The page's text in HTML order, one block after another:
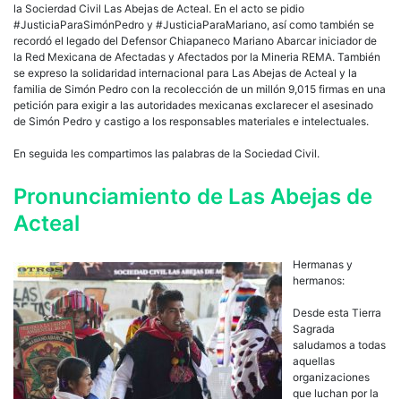
la Socierdad Civil Las Abejas de Acteal. En el acto se pidio
#JusticiaParaSimónPedro y #JusticiaParaMariano, así como también se
recordó el legado del Defensor Chiapaneco Mariano Abarcar iniciador de
la Red Mexicana de Afectadas y Afectados por la Mineria REMA. También
se expreso la solidaridad internacional para Las Abejas de Acteal y la
familia de Simón Pedro con la recolección de un millón 9,015 firmas en una
petición para exigir a las autoridades mexicanas exclarecer el asesinado
de Simón Pedro y castigo a los responsables materiales e intelectuales.
En seguida les compartimos las palabras de la Sociedad Civil.
Pronunciamiento de Las Abejas de
Acteal
Hermanas y
hermanos:
Desde esta Tierra
Sagrada
saludamos a todas
aquellas
organizaciones
que luchan por la